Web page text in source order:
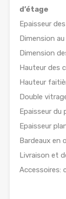
d’étage
Epaisseur
Dimension au
Dimension
Hauteur des
Hauteur
Double
Epaisseur du
Epaisseur
Bardeaux en
Livraison et
Accessoires: